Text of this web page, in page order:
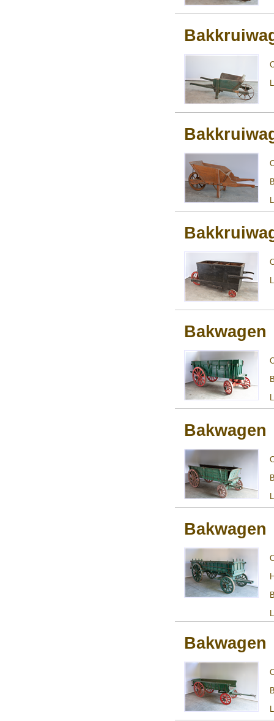
Bakwagen
Bakwagen
Bakwagen
Bakwagen